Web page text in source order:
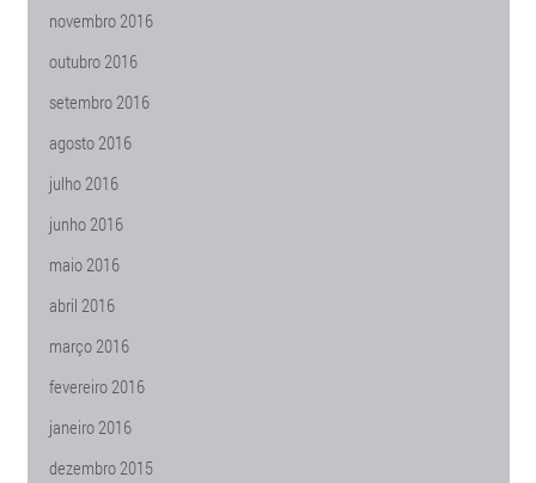
novembro 2016
outubro 2016
setembro 2016
agosto 2016
julho 2016
junho 2016
maio 2016
abril 2016
março 2016
fevereiro 2016
janeiro 2016
dezembro 2015